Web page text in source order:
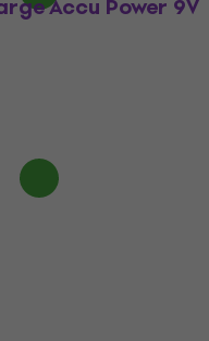
Accu Power 9V